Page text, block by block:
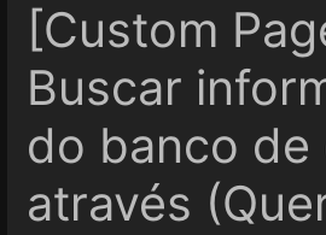
[Custom
Buscar
do banco de
através